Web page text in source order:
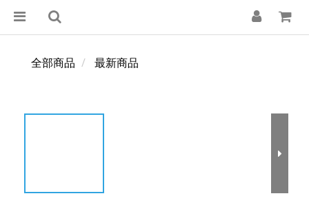
全部商品 最新商品